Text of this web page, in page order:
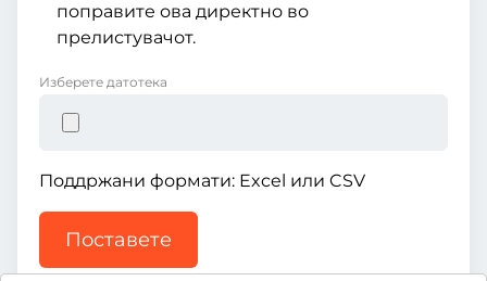
поправите ова директно во
прелистувачот.
Изберете датотека
Поддржани формати: Excel или CSV
Поставете